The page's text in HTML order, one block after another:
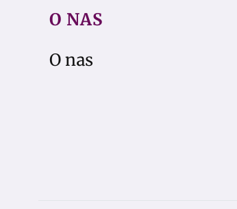
Linki w stopce
O NAS
O nas